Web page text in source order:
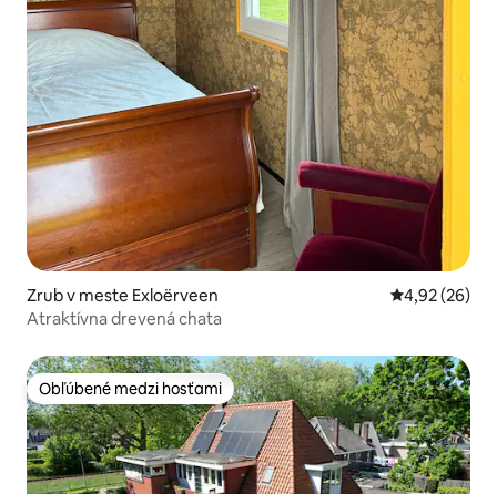
Zrub v meste Exloërveen Priemerné
4,92 (26)
Atraktívna drevená chata
Obľúbené medzi hosťami
Obľúbené medzi hosťami